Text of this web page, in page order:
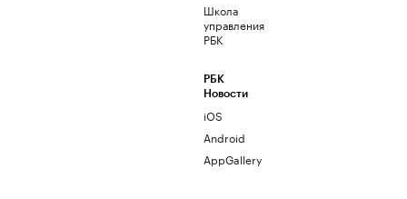
Школа
управления
РБК
РБК
Новости
iOS
Android
AppGallery